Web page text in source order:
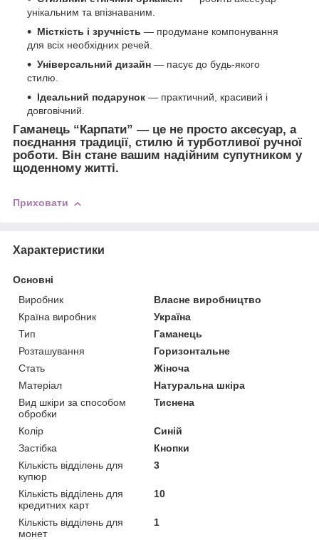
унікальним та впізнаваним.
Місткість і зручність — продумане компонування
для всіх необхідних речей.
Універсальний дизайн — пасує до будь-якого
стилю.
Ідеальний подарунок — практичний, красивий і
довговічний.
Гаманець “Карпати” — це не просто аксесуар, а
поєднання традиції, стилю й турботливої ручної
роботи. Він стане вашим надійним супутником у
щоденному житті.
Приховати
Характеристики
Основні
Виробник
Власне виробництво
Країна виробник
Україна
Тип
Гаманець
Розташування
Горизонтальне
Стать
Жіноча
Матеріал
Натуральна шкіра
Вид шкіри за способом
обробки
Тиснена
Колір
Синій
Застібка
Кнопки
Кількість відділень для
купюр
3
Кількість відділень для
кредитних карт
10
Кількість відділень для
монет
1